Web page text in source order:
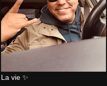
La vie ✨